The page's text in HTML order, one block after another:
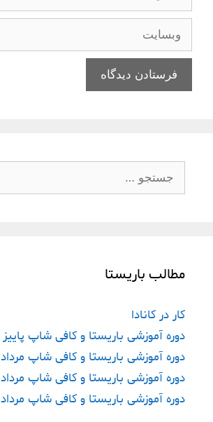
مطالب باریستا
کار در کانادا
دوره آموزشی باریستا و کافی شاپ پاییز ١۴٠١
دوره آموزشی باریستا و کافی شاپ مرداد ١۴٠١ سری آخر
دوره آموزشی باریستا و کافی شاپ مرداد ١۴٠١ سری دوم
دوره آموزشی باریستا و کافی شاپ مرداد ١۴٠١ سری اول